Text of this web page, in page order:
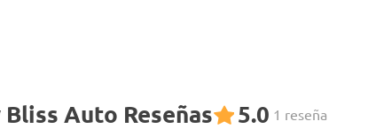
Auto Reseñas 5.0 1 reseña